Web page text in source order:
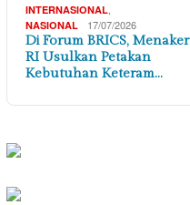
INTERNASIONAL
NASIONAL 17/07/2026
Di Forum BRICS, Menaker
RI Usulkan Petakan
Kebutuhan Keteram…